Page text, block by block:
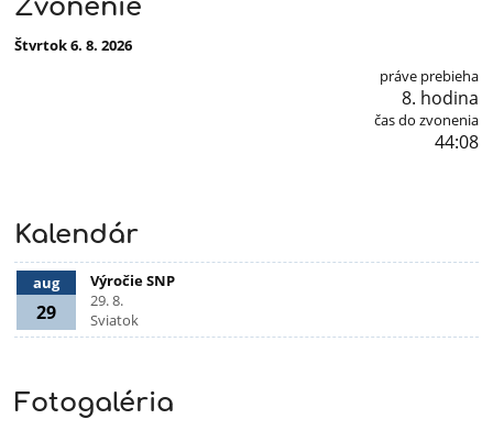
Zvonenie
Štvrtok 6. 8. 2026
práve prebieha
8. hodina
čas do zvonenia
44:07
Kalendár
aug
29
Výročie SNP
29. 8.
Sviatok
Fotogaléria